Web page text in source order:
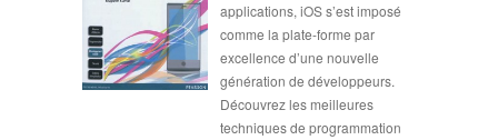
applications, iOS s’est imposé
comme la plate-forme par
excellence d’une nouvelle
génération de développeurs.
Découvrez les meilleures
techniques de programmation